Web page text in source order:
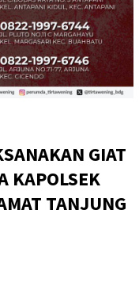
GIAT
KAPOLSEK
TANJUNG